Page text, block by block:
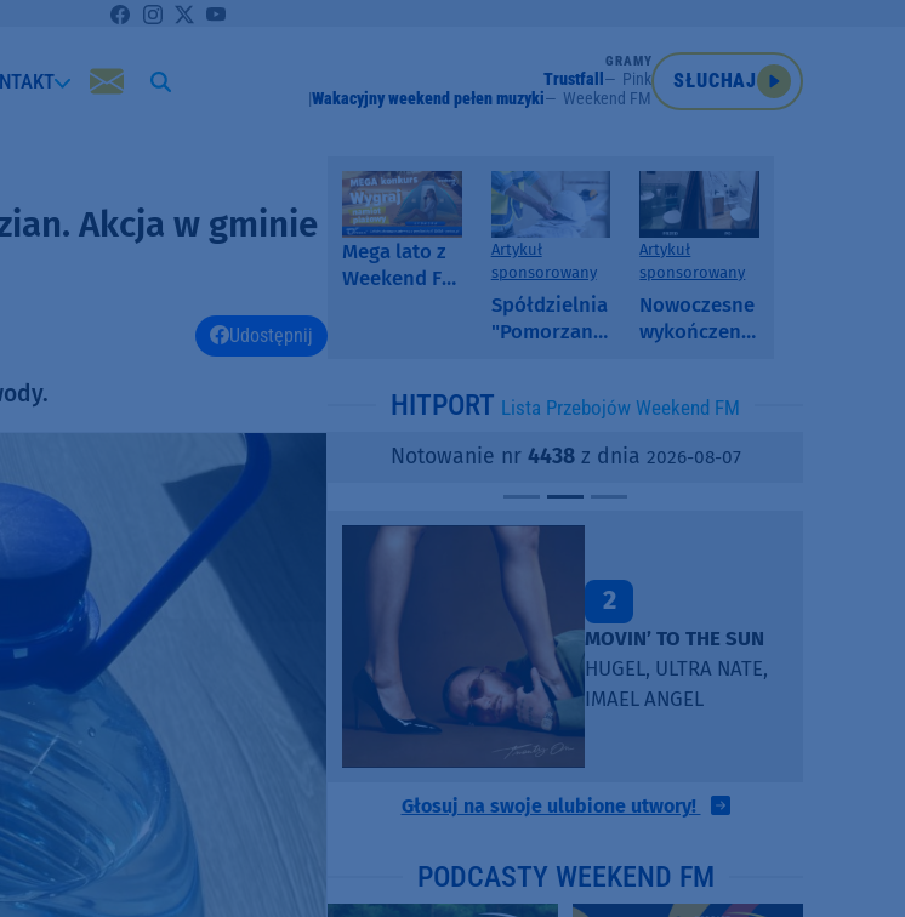
GRAMY
Trustfall
Pink
Wakacyjny weekend pełen muzyki
Weekend FM
SŁUCHAJ
Akcja w gminie
Udostępnij
Mega lato z
Weekend FM
Artykuł
sponsorowany
Spółdzielnia
"Pomorzanka"
informuje o
i ofertach
najmu
Artykuł
sponsorowany
Nowoczesne
wykończenia
SPC, WPC i
kamienny
HITPORT Lista Przebojów Weekend FM
Notowanie nr 4438z dnia 2026-08-07
2
MOVIN’ TO THE SUN
HUGEL, ULTRA NATE,
IMAEL ANGEL
Głosuj na swoje ulubione utwory!
PODCASTY WEEKEND FM